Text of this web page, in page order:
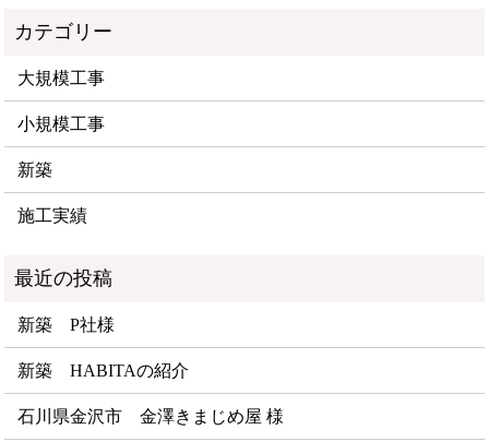
大規模工事
小規模工事
新築
施工実績
新築 P社様
新築 HABITAの紹介
石川県金沢市 金澤きまじめ屋 様